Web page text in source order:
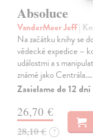
Absoluce
VanderMeer Jeff|
Na začátku knihy se
vědecké expedice –
událostmi a s
známé jako Centrála.…
Zasielame do 12 dní
26,70 €
28,10 € ?